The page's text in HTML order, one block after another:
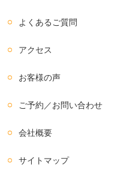
よくあるご質問
アクセス
お客様の声
ご予約／お問い合わせ
会社概要
サイトマップ